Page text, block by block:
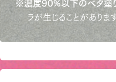
※濃度90%以下のベタ塗
ラが生じることがありま